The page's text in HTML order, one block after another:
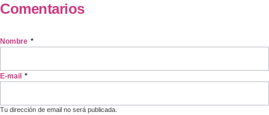
Comentarios
Nombre *
E-mail *
Tu dirección de email no será publicada.